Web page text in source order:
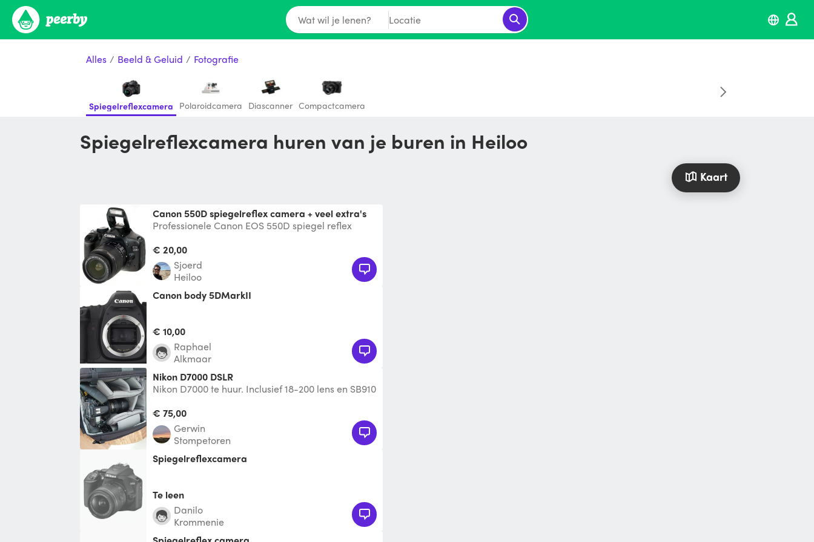
Wat wil je lenen? Locatie
Alles / Beeld & Geluid / Fotografie
Spiegelreflexcamera Polaroidcamera Diascanner Compactcamera
Spiegelreflexcamera huren van je buren in Heiloo
Kaart
Canon 550D spiegelreflex camera + veel extra's
Professionele Canon EOS 550D spiegel reflex
iS II -
€ 20,00
Sjoerd
Heiloo
Canon body 5DMarkII
€ 10,00
Raphael
Alkmaar
Nikon D7000 DSLR
Nikon D7000 te huur. Inclusief 18-200 lens en SB910
€ 75,00
Gerwin
Stompetoren
Spiegelreflexcamera
Te leen
Danilo
Krommenie